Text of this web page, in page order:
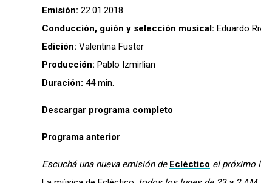
Emisión: 22.01.2018
Conducción, guión y selección musical: Eduardo
Edición: Valentina Fuster
Producción: Pablo Izmirlian
Duración: 44 min.
Descargar programa completo
Programa anterior
Escuchá una nueva emisión de Ecléctico el próximo